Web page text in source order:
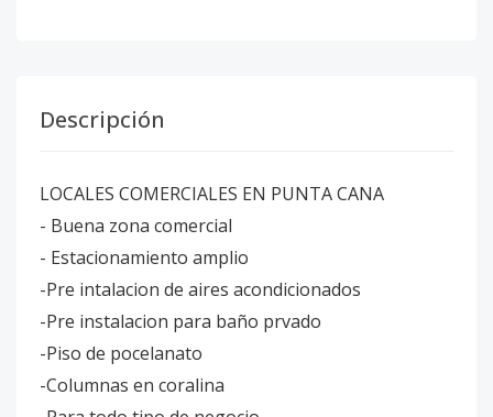
Descripción
LOCALES COMERCIALES EN PUNTA CANA
- Buena zona comercial
- Estacionamiento amplio
-Pre intalacion de aires acondicionados
-Pre instalacion para baño prvado
-Piso de pocelanato
-Columnas en coralina